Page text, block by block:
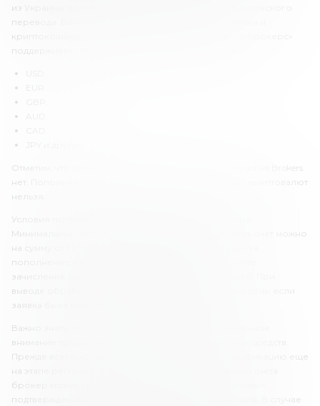
из Украины осуществляется только с помощью банковского
перевода. Банковские карты, электронные кошельки и
криптокошельки не поддерживаются. «Интерактив Брокерс»
поддерживает 21 базовую валюту счета, включая:
Отметим, что поддержки украинской гривны у Interactive Brokers
нет. Пополнить счет и вывести средства с помощью криптовалют
нельзя.
Условия пополнения и вывода у брокера выгодные.
Минимальный депозит у IBKR отсутствует, пополнить счет можно
на сумму от 1 USD. Платформа не взимает комиссии за
пополнение и вывод средств. При пополнении счета
зачисление средств занимает от 1 до 4 рабочих дней. При
выводе обработка заявки осуществляется в тот же день, если
заявка была подана в течение рабочего дня.
Важно знать, что Interactive Brokers уделяет значительное
внимание прозрачности происхождения денежных средств.
Прежде всего, каждый клиент обязан пройти верификацию еще
на этапе регистрации. Кроме того, при пополнении счета
брокер может запросить дополнительные документы –
подтверждение легальности происхождения средств. В случае